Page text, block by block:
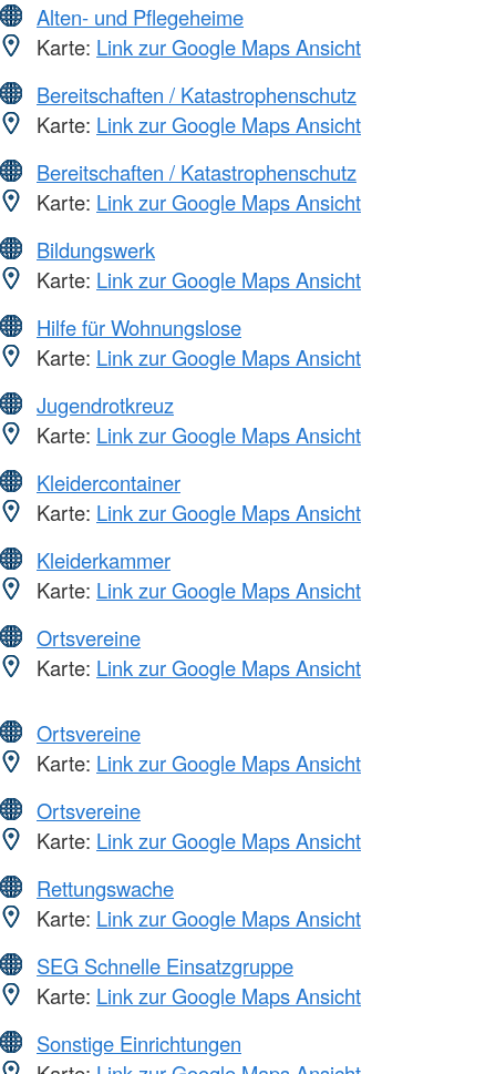
Alten- und Pflegeheime
Karte: Link zur Google Maps Ansicht
Bereitschaften / Katastrophenschutz
Karte: Link zur Google Maps Ansicht
Bereitschaften / Katastrophenschutz
Karte: Link zur Google Maps Ansicht
Bildungswerk
Karte: Link zur Google Maps Ansicht
Hilfe für Wohnungslose
Karte: Link zur Google Maps Ansicht
Jugendrotkreuz
Karte: Link zur Google Maps Ansicht
Kleidercontainer
Karte: Link zur Google Maps Ansicht
Kleiderkammer
Karte: Link zur Google Maps Ansicht
Ortsvereine
Karte: Link zur Google Maps Ansicht
Ortsvereine
Karte: Link zur Google Maps Ansicht
Ortsvereine
Karte: Link zur Google Maps Ansicht
Rettungswache
Karte: Link zur Google Maps Ansicht
SEG Schnelle Einsatzgruppe
Karte: Link zur Google Maps Ansicht
Sonstige Einrichtungen